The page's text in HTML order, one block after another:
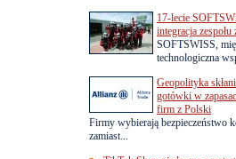
17-lecie
integracja
SOFTSWISS,
technologiczna
Geopolityka
gotówki w
firm z Polski
Firmy wybierają bezpieczeństwo
zamiast...